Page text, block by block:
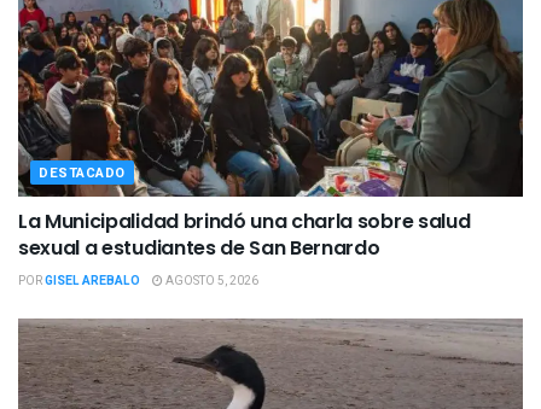
DESTACADO
La Municipalidad brindó una charla sobre salud
sexual a estudiantes de San Bernardo
PORGISEL AREBALO AGOSTO 5, 2026